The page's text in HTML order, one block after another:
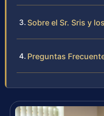
Sobre el Sr. Sris y
Preguntas